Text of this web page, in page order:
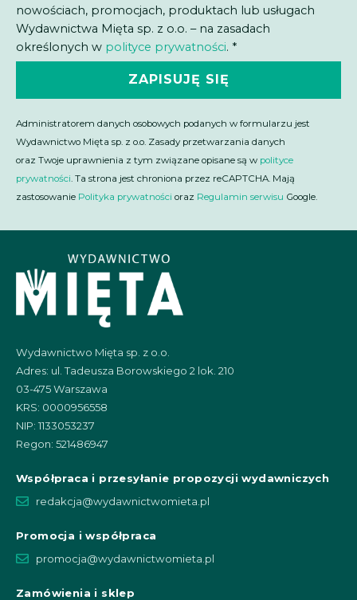
nowościach, promocjach, produktach lub usługach
Wydawnictwa Mięta sp. z o.o. – na zasadach
określonych w polityce prywatności. *
ZAPISUJĘ SIĘ
Administratorem danych osobowych podanych w formularzu jest
Wydawnictwo Mięta sp. z o.o. Zasady przetwarzania danych
oraz Twoje uprawnienia z tym związane opisane są w polityce
prywatności. Ta strona jest chroniona przez reCAPTCHA. Mają
zastosowanie Polityka prywatności oraz Regulamin serwisu Google.
Wydawnictwo Mięta sp. z o.o.
Adres: ul. Tadeusza Borowskiego 2 lok. 210
03-475 Warszawa
KRS: 0000956558
NIP: 1133053237
Regon: 521486947
Współpraca i przesyłanie propozycji wydawniczych
redakcja@wydawnictwomieta.pl
Promocja i współpraca
promocja@wydawnictwomieta.pl
Zamówienia i sklep